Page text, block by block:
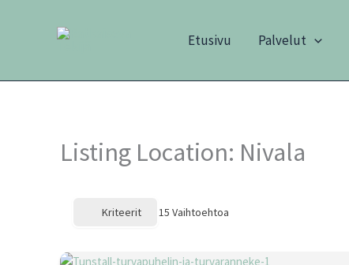
Etusivu Palvelut
Listing Location: Nivala
Kriteerit 15 Vaihtoehtoa